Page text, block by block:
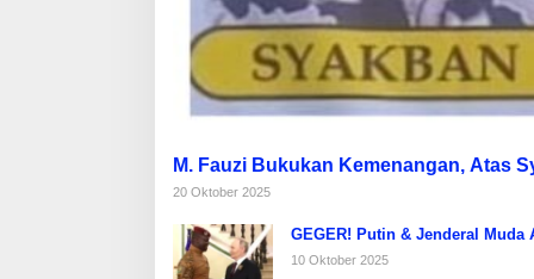
M. Fauzi Bukukan Kemenangan, Atas
20 Oktober 2025
GEGER! Putin & Jenderal
10 Oktober 2025